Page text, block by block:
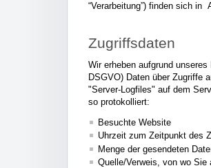
“Verarbeitung”) finden sich in
Zugriffsdaten
Wir erheben aufgrund
DSGVO) Daten über Zugriffe
"Server-Logfiles" auf dem
so protokolliert:
Besuchte Website
Uhrzeit zum Zeitpunkt des
Menge der gesendeten
Quelle/Verweis, von wo Sie